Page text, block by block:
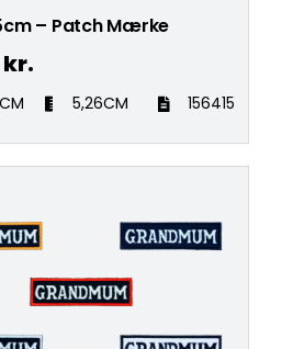
– Patch Mærke
kr.
5,26CM 156415